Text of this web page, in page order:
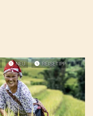
NEU REISETIPP